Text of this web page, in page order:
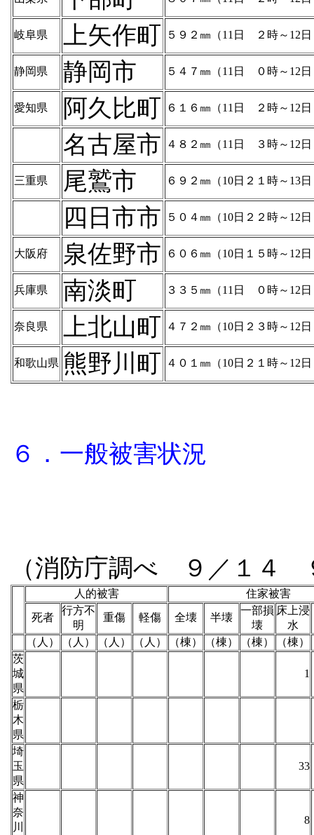
岐阜県 上矢作町 ５９２㎜（11日 ２時～12
静岡県 静岡市 ５４７㎜（11日 ０時～12
愛知県 阿久比町 ６１６㎜（11日 ２時～12
名古屋市 ４８２㎜（11日 ３時～12
三重県 尾鷲市 ６９２㎜（10日２１時～13
四日市市 ５０４㎜（10日２２時～12
大阪府 泉佐野市 ６０６㎜（10日１５時～12
兵庫県 南淡町 ３３５㎜（11日 ０時～12
奈良県 上北山町 ４７２㎜（10日２３時～12
和歌山県 熊野川町 ４０１㎜（10日２１時～12
６．一般被害状況
（消防庁調べ ９／１４
人的被害
住家被害
死者
行方不
明
重傷 軽傷 全壊 半壊
一部損
壊
床上浸
水
（人）
（人） （人） （人） （棟） （棟） （棟）
（棟）
茨
城
県
1
栃
木
県
埼
玉
県
33
神
奈
川
8